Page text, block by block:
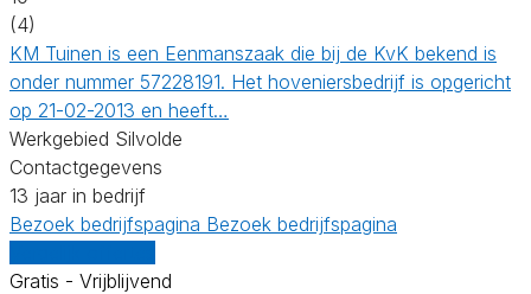
(4)
KM Tuinen is een Eenmanszaak die bij de KvK bekend is
onder nummer 57228191. Het hoveniersbedrijf is opgericht
op 21-02-2013 en heeft…
Werkgebied Silvolde
Contactgegevens
13 jaar in bedrijf
Bezoek bedrijfspagina Bezoek bedrijfspagina
Gratis - Vrijblijvend